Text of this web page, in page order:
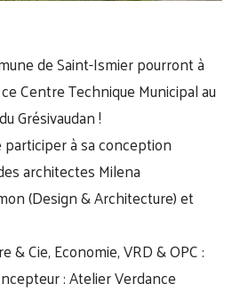
de Saint-Ismierpourront à
Centre Technique Municipal au
Grésivaudan!
participer à sa conception
architectes Milena
(Design & Architecture) et
& Cie, Economie, VRD & OPC :
: Atelier Verdance